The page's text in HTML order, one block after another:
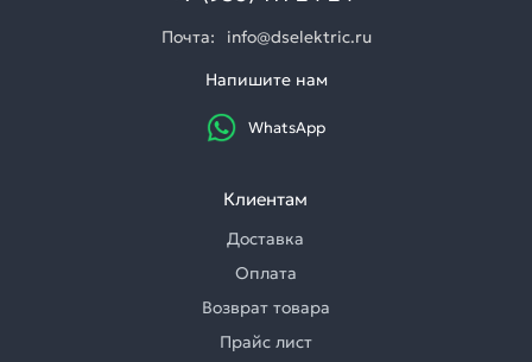
Почта:
info@dselektric.ru
Напишите нам
WhatsApp
Клиентам
Доставка
Оплата
Возврат товара
Прайс лист